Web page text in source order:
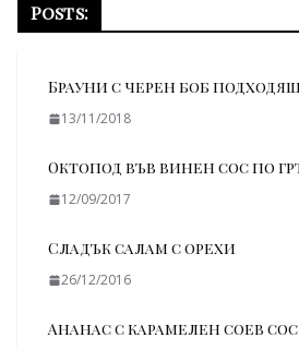
Posts:
Брауни с черен боб
13/11/2018
Октопод във винен сос по
12/09/2017
Сладък салам с орехи
26/12/2016
Ананас с карамелен соев